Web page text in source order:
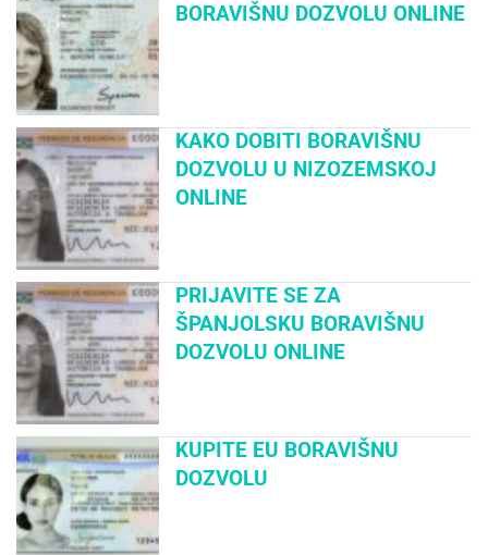
BORAVIŠNU DOZVOLU ONLINE
KAKO DOBITI BORAVIŠNU
DOZVOLU U NIZOZEMSKOJ
ONLINE
PRIJAVITE SE ZA
ŠPANJOLSKU BORAVIŠNU
DOZVOLU ONLINE
KUPITE EU BORAVIŠNU
DOZVOLU